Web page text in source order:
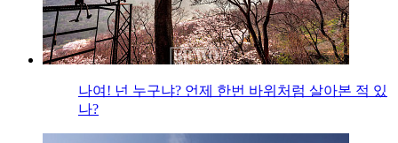
나여! 넌 누구냐? 언제 한번 바위처럼 살아본 적 있
나?